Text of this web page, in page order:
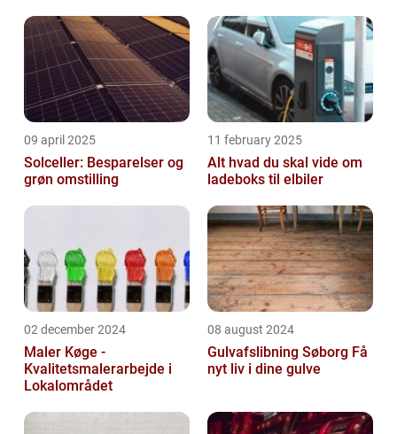
09 april 2025
Solceller: Besparelser og
grøn omstilling
11 february 2025
Alt hvad du skal vide om
ladeboks til elbiler
02 december 2024
Maler Køge -
Kvalitetsmalerarbejde i
Lokalområdet
08 august 2024
Gulvafslibning Søborg Få
nyt liv i dine gulve